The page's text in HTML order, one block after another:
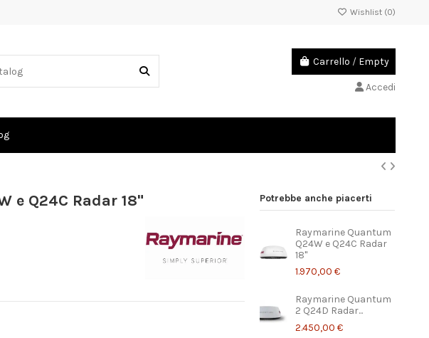
Wishlist (0)
Carrello / Empty
Accedi
e Q24C Radar 18" Potrebbe anche piacerti
Raymarine Quantum
Q24W e Q24C Radar
18"
1.970,00 €
Raymarine Quantum
2 Q24D Radar...
2.450,00 €